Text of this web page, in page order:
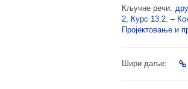
Кључне речи:
2, Курс 13.2. –
Пројектовање и
Шири даље: